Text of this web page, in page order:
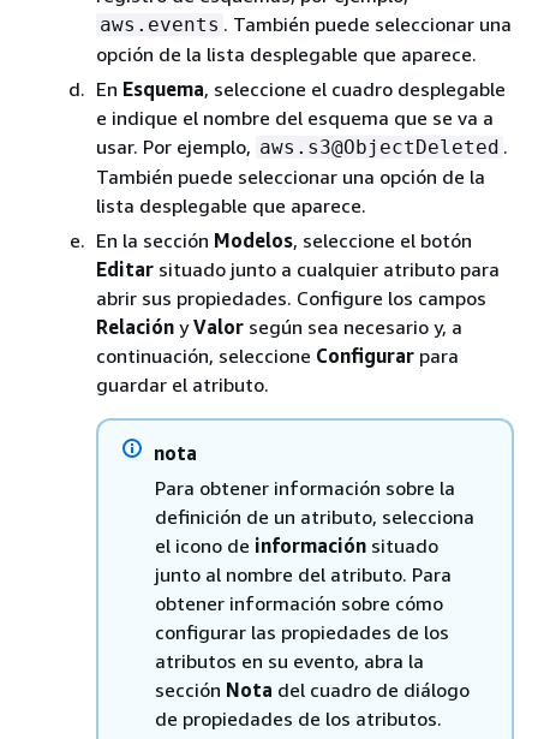
aws.events . También puede seleccionar una
opción de la lista desplegable que aparece.
En Esquema, seleccione el cuadro desplegable
e indique el nombre del esquema que se va a
usar. Por ejemplo, aws.s3@ObjectDeleted .
También puede seleccionar una opción de la
lista desplegable que aparece.
En la sección Modelos, seleccione el botón
Editar situado junto a cualquier atributo para
abrir sus propiedades. Configure los campos
Relación yValor según sea necesario y, a
continuación, seleccione Configurar para
guardar el atributo.
nota
Para obtener información sobre la
definición de un atributo, selecciona
el icono de información situado
junto al nombre del atributo. Para
obtener información sobre cómo
configurar las propiedades de los
atributos en su evento, abra la
sección Nota del cuadro de diálogo
de propiedades de los atributos.